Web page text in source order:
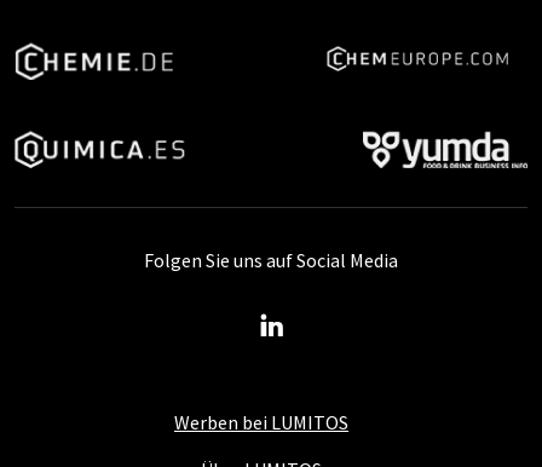
Werben bei LUMITOS
Folgen Sie uns auf Social Media